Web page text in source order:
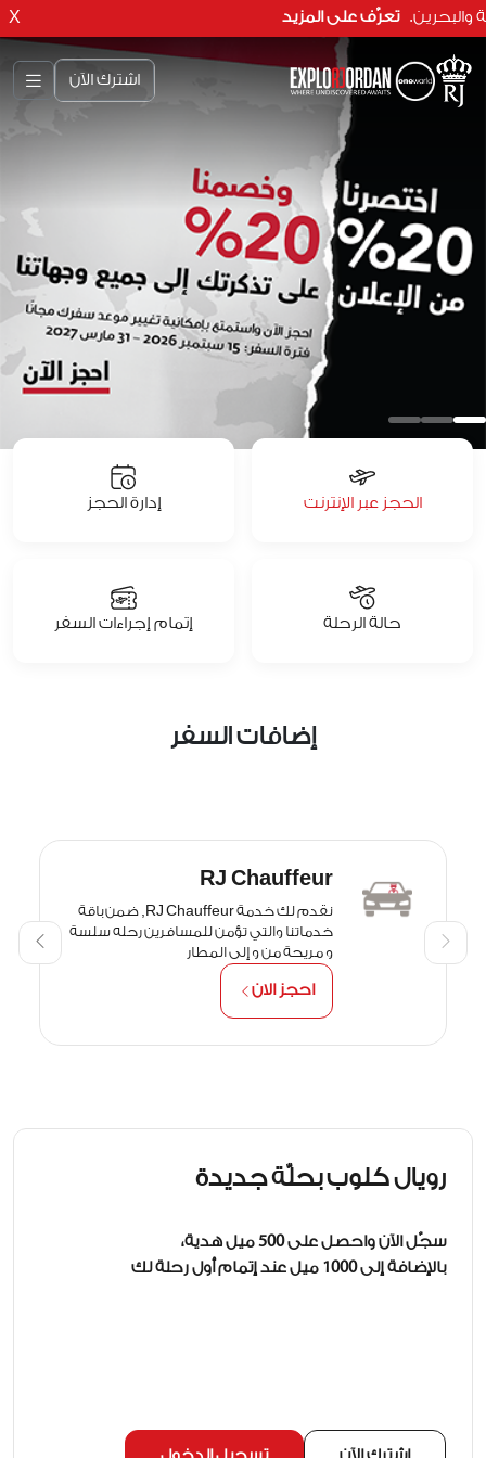
والبحرين.تعرّف على المزيد X
اشترك الآن
سافر إلى العقبة واستمتع بالمغامرات المائية!
مع رحلاتنا اليومية
الحجز عبر الإنترنت إدارة الحجز
حالة الرحلة إتمام إجراءات السفر
إضافات السفر
اختيار المقعد
يمكنك حجز مقعدك المفضل مسبقًا مع
خصم يصل إلى 30٪
احجز الاّن
رويال كلوب بحلّة جديدة
سجّل الآن واحصل على 500 ميل هدية،
بالإضافة إلى 1000 ميل عند إتمام أول رحلة لك